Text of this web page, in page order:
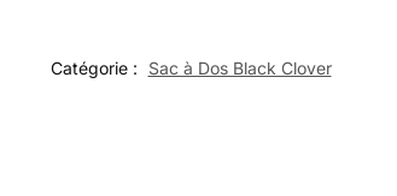
Catégorie : Sac à Dos Black Clover